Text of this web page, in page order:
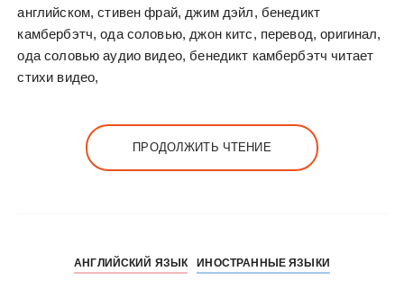
английском, стивен фрай, джим дэйл, бенедикт
камбербэтч, ода соловью, джон китс, перевод, оригинал,
ода соловью аудио видео, бенедикт камбербэтч читает
стихи видео,
ПРОДОЛЖИТЬ ЧТЕНИЕ
АНГЛИЙСКИЙ ЯЗЫК ИНОСТРАННЫЕ ЯЗЫКИ